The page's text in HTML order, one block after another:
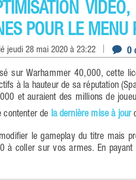
POUR LE MENU
jeudi 28 mai 2020 à 23:22 0
sur Warhammer 40,000, cette
à la hauteur de sa réputation
et auraient des millions de
contenter de la dernière mise à jour
le gameplay du titre mais
à coller sur vos armes. En